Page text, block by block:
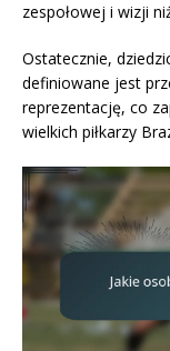
zespołowej i wizji
Ostatecznie,
definiowane jest
reprezentację, co
wielkich piłkarzy